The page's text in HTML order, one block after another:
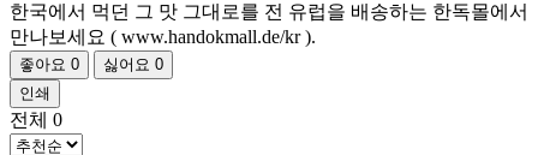
한국에서 먹던 그 맛 그대로를 전 유럽을 배송하는 한독몰에서
만나보세요 ( www.handokmall.de/kr ).
좋아요 0 싫어요 0
인쇄
전체 0